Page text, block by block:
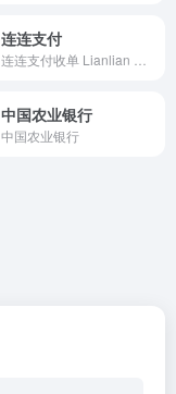
连连支付
中国农业银行
中国农业银行